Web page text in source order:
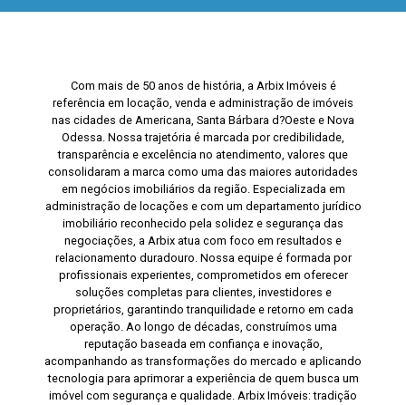
Com mais de 50 anos de história, a Arbix Imóveis é
referência em locação, venda e administração de imóveis
nas cidades de Americana, Santa Bárbara d?Oeste e Nova
Odessa. Nossa trajetória é marcada por credibilidade,
transparência e excelência no atendimento, valores que
consolidaram a marca como uma das maiores autoridades
em negócios imobiliários da região. Especializada em
administração de locações e com um departamento jurídico
imobiliário reconhecido pela solidez e segurança das
negociações, a Arbix atua com foco em resultados e
relacionamento duradouro. Nossa equipe é formada por
profissionais experientes, comprometidos em oferecer
soluções completas para clientes, investidores e
proprietários, garantindo tranquilidade e retorno em cada
operação. Ao longo de décadas, construímos uma
reputação baseada em confiança e inovação,
acompanhando as transformações do mercado e aplicando
tecnologia para aprimorar a experiência de quem busca um
imóvel com segurança e qualidade. Arbix Imóveis: tradição